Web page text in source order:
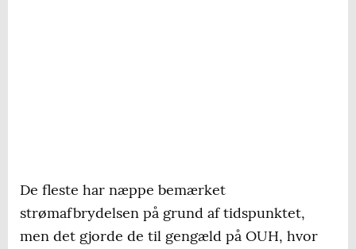
De fleste har næppe bemærket
strømafbrydelsen på grund af tidspunktet,
men det gjorde de til gengæld på OUH, hvor